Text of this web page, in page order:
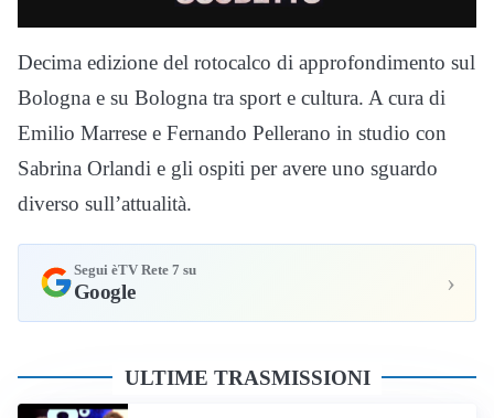
Decima edizione del rotocalco di approfondimento sul
Bologna e su Bologna tra sport e cultura. A cura di
Emilio Marrese e Fernando Pellerano in studio con
Sabrina Orlandi e gli ospiti per avere uno sguardo
diverso sull’attualità.
Segui èTV Rete 7 su
Google ›
ULTIME TRASMISSIONI